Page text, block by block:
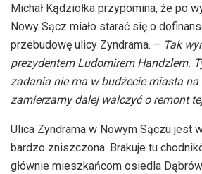
Michał Kądziołka przypomina, że po
Nowy Sącz miało starać się o
przebudowę ulicy Zyndrama. – Tak
prezydentem Ludomirem Handzlem.
zadania nie ma w budżecie miasta na
zamierzamy dalej walczyć o remont
Ulica Zyndrama w Nowym Sączu jest
bardzo zniszczona. Brakuje tu
głównie mieszkańcom osiedla